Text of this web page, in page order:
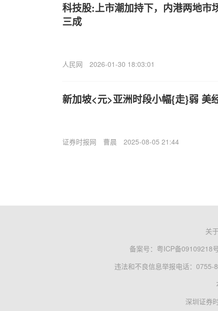
科技股:上市潮加持下，内港两地市
三成
人民网 2026-01-30 18:03:01
新加坡<元>亚洲时段小幅{走}弱 美
证券时报网 曹晨 2025-08-05 21:44
关
备案号： 粤ICP备09109218
违法和不良信息举报电话：0755-
深圳证券